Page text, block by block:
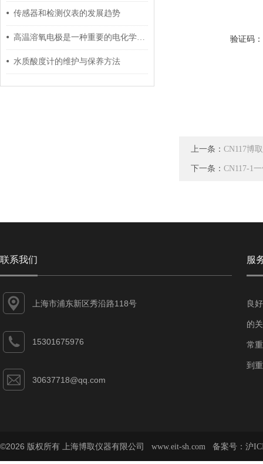
传感器和检测仪表的发展趋势
高温溶氧电极是一种重要的电化学传感器
水质酸度计的维护与保养方法
验证码：
上一条： CN117博
下一条： CN117-1
联系我们
上海市浦东新区秀沿路118号
15301675976
30637718@qq.com
服
良
的
常
到
©2026 版权所有 上海博取仪器有限公司 www.eit-sh.com 备案号： 沪